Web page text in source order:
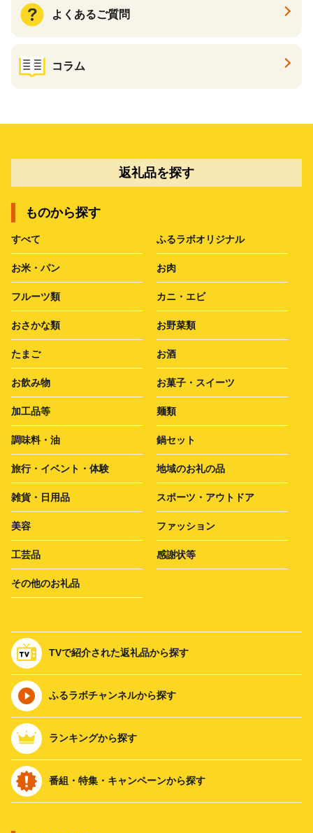
よくあるご質問
コラム
返礼品を探す
ものから探す
すべて ふるラボオリジナル
お米・パン お肉
フルーツ類 カニ・エビ
おさかな類 お野菜類
たまご お酒
お飲み物 お菓子・スイーツ
加工品等 麺類
調味料・油 鍋セット
旅行・イベント・体験 地域のお礼の品
雑貨・日用品 スポーツ・アウトドア
美容 ファッション
工芸品 感謝状等
その他のお礼品
TVで紹介された返礼品から探す
ふるラボチャンネルから探す
ランキングから探す
番組・特集・キャンペーンから探す